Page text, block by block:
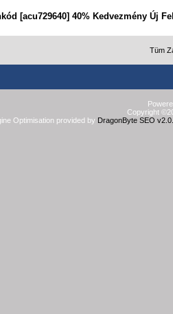
[acu729640] 40% Kedvezmény Új
Tüm
Copyright
Optimisation provided by DragonByte SEO